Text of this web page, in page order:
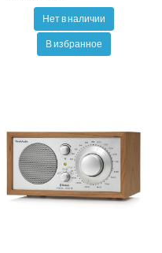
Нет в наличии
В избранное